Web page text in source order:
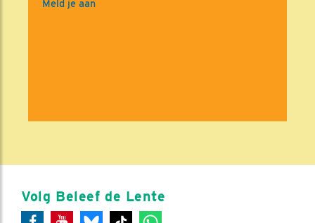
Meld je aan
Volg Beleef de Lente